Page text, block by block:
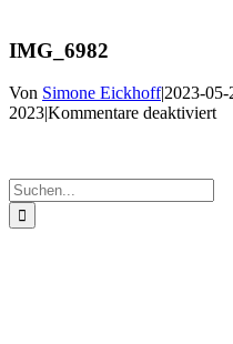
IMG_6982
Von Simone Eickhoff|2023-
2023|Kommentare deaktiviertfür
Suche
nach: